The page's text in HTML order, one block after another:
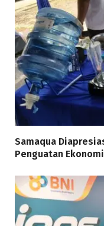
Samaqua
Penguatan